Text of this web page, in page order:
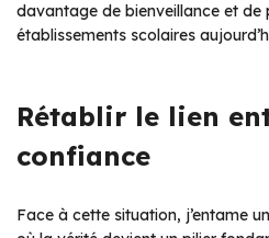
davantage de bienveillance et de
établissements scolaires
Rétablir le lien
confiance
Face à cette situation, j’entame